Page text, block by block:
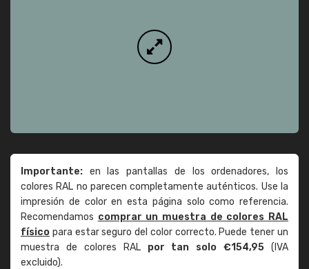
Importante: en las pantallas de los ordenadores, los
colores RAL no parecen completamente auténticos. Use la
impresión de color en esta página solo como referencia.
Recomendamos comprar un muestra de colores RAL
físico para estar seguro del color correcto. Puede tener un
muestra de colores RAL por tan solo €154,95 (IVA
excluido).